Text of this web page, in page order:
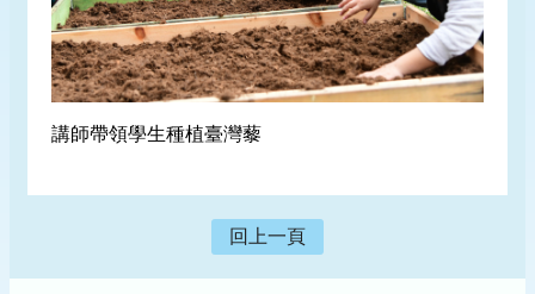
講師帶領學生種植臺灣藜
回上一頁